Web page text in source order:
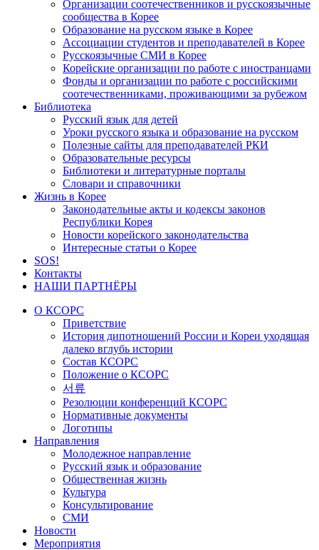
Организации соотечественников и русскоязычные
сообщества в Корее
Образование на русском языке в Корее
Ассоциации студентов и преподавателей в Корее
Русскоязычные СМИ в Корее
Корейские организации по работе с иностранцами
Фонды и организации по работе с российскими
соотечественниками, проживающими за рубежом
Библиотека
Русский язык для детей
Уроки русского языка и образование на русском
Полезные сайты для преподавателей РКИ
Образовательные ресурсы
Библиотеки и литературные порталы
Словари и справочники
Жизнь в Корее
Законодательные акты и кодексы законов
Республики Корея
Новости корейского законодательства
Интересные статьи о Корее
SOS!
Контакты
НАШИ ПАРТНЁРЫ
О КСОРС
Приветствие
История дипотношений России и Кореи уходящая
далеко вглубь истории
Состав КСОРС
Положение о КСОРС
서류
Резолюции конференций КСОРС
Нормативные документы
Логотипы
Направления
Молодежное направление
Русский язык и образование
Общественная жизнь
Культура
Консультирование
СМИ
Новости
Мероприятия